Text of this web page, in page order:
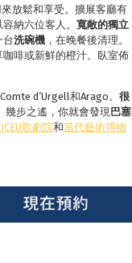
放鬆和享受。擴展客廳有
納六位客人。 寬敞的獨立
台洗碗機，在晚餐後清理。
啡或新鮮的橙汁。臥室佈
d’Urgell和Arago。 很
幾步之遙，你就會發現 巴塞
歌劇院和當代藝術博物